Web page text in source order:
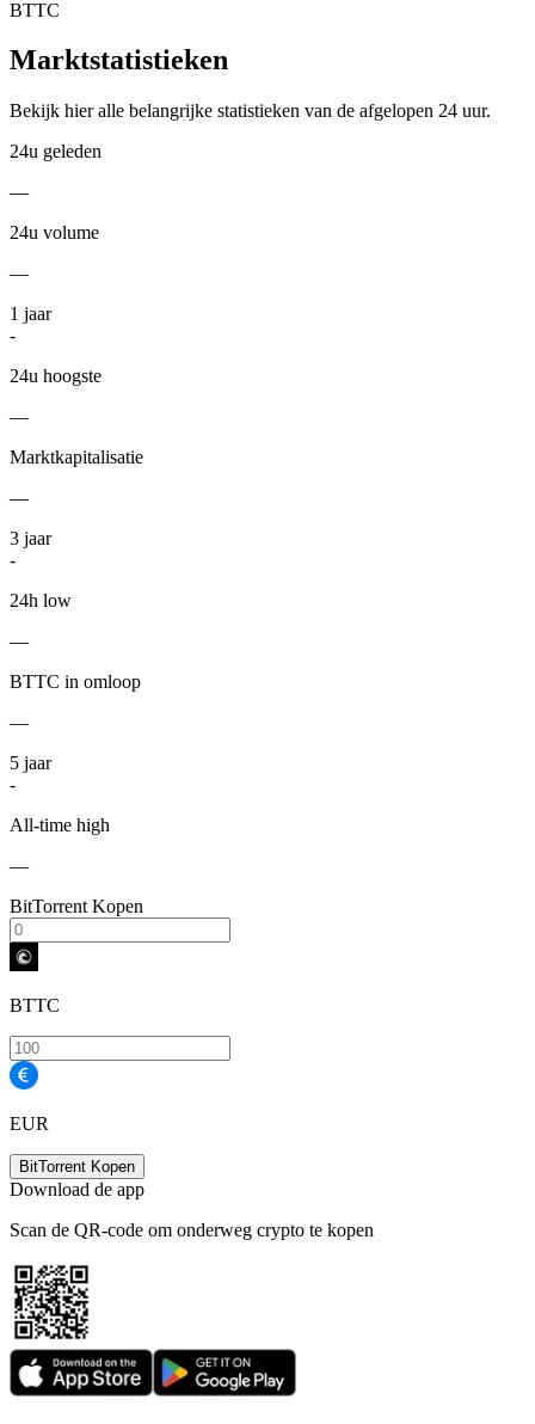
BTTC
Marktstatistieken
Bekijk hier alle belangrijke statistieken van de afgelopen 24 uur.
24u geleden
—
24u volume
—
1 jaar
-
24u hoogste
—
Marktkapitalisatie
—
3 jaar
-
24h low
—
BTTC in omloop
—
5 jaar
-
All-time high
—
BitTorrent Kopen
BTTC
EUR
BitTorrent Kopen
Download de app
Scan de QR-code om onderweg crypto te kopen